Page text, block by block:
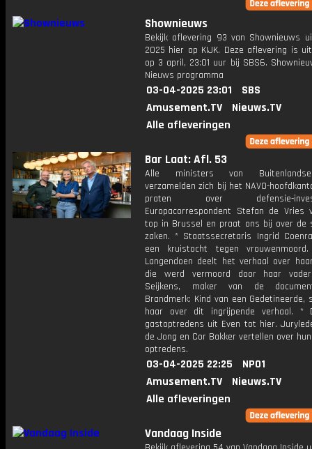
Shownieuws
Bekijk aflevering 93 van Shownieuws
2025 hier op KIJK. Deze aflevering is
op 3 april, 23:01 uur bij SBS6.
Nieuws programma
03-04-2025 23:01
SBS
Amusement.TV
Nieuws.TV
Alle afleveringen
Bar Laat: Afl. 53
Alle ministers van
verzamelden zich bij het NAVO-
praten over defensie-
Europacorrespondent Stefan de Vries
top in Brussel en praat ons bij over de
zaken. * Staatssecretaris Ingrid
een kruistocht tegen vrouwenmoord.
Langendoen deelt het verhaal over
die werd vermoord door haar
Seijkens, maker van de
Brandmerk: Kind van een Gedetineerde,
haar over dit ingrijpende verhaal. *
gastoptredens uit Even tot hier.
de Jong en Cor Bakker vertellen over
optredens.
03-04-2025 22:25
NPO1
Amusement.TV
Nieuws.TV
Alle afleveringen
Vandaag Inside